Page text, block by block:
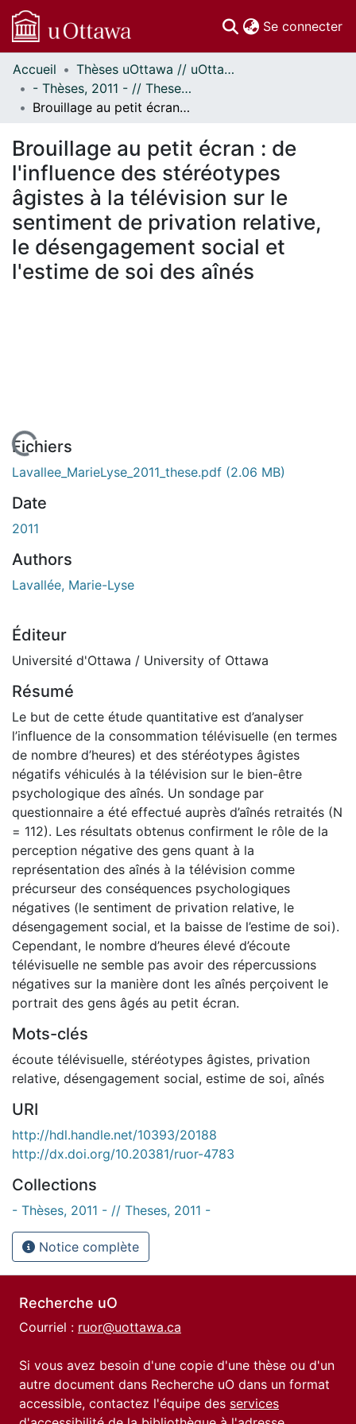
Se connecter
Communautés
et collections
Parcourir
À propos
Accueil
Thèses uOttawa // uOttawa Theses
- Thèses, 2011 - // Theses, 2011 -
Brouillage au petit écran : de l'influence des stéréotypes âgistes à la télévision sur le sentiment de privation relative, le désengagement social et l'estime de soi des aînés
Brouillage au petit écran : de
l'influence des stéréotypes
âgistes à la télévision sur le
sentiment de privation relative,
le désengagement social et
l'estime de soi des aînés
En cours de chargement...
Fichiers
Lavallee_MarieLyse_2011_these.pdf (2.06 MB)
Date
2011
Authors
Lavallée, Marie-Lyse
Éditeur
Université d'Ottawa / University of Ottawa
Résumé
Le but de cette étude quantitative est d’analyser
l’influence de la consommation télévisuelle (en termes
de nombre d’heures) et des stéréotypes âgistes
négatifs véhiculés à la télévision sur le bien-être
psychologique des aînés. Un sondage par
questionnaire a été effectué auprès d’aînés retraités (N
= 112). Les résultats obtenus confirment le rôle de la
perception négative des gens quant à la
représentation des aînés à la télévision comme
précurseur des conséquences psychologiques
négatives (le sentiment de privation relative, le
désengagement social, et la baisse de l’estime de soi).
Cependant, le nombre d’heures élevé d’écoute
télévisuelle ne semble pas avoir des répercussions
négatives sur la manière dont les aînés perçoivent le
portrait des gens âgés au petit écran.
Mots-clés
écoute télévisuelle, stéréotypes âgistes, privation
relative, désengagement social, estime de soi, aînés
URI
http://hdl.handle.net/10393/20188
http://dx.doi.org/10.20381/ruor-4783
Collections
- Thèses, 2011 - // Theses, 2011 -
Notice complète
Recherche uO
Courriel : ruor@uottawa.ca
Si vous avez besoin d'une copie d'une thèse ou d'un
autre document dans Recherche uO dans un format
accessible, contactez l'équipe des services